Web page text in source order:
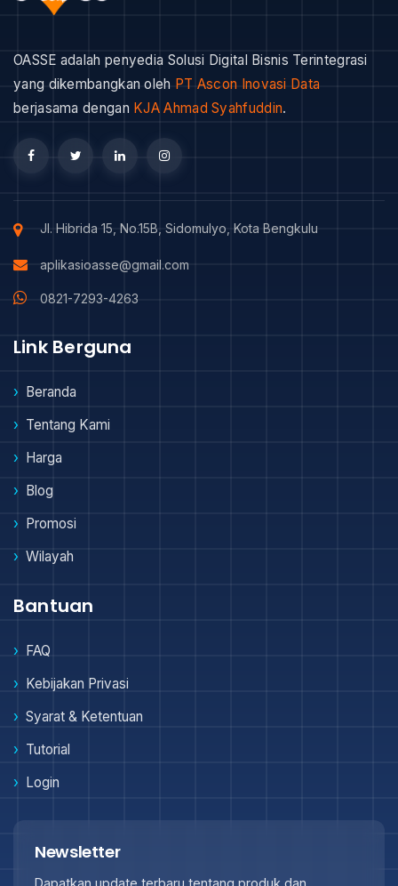
OASSE adalah penyedia Solusi Digital Bisnis Terintegrasi
yang dikembangkan oleh PT Ascon Inovasi Data
berjasama dengan KJA Ahmad Syahfuddin.
Jl. Hibrida 15, No.15B, Sidomulyo, Kota Bengkulu
aplikasioasse@gmail.com
0821-7293-4263
Link Berguna
Beranda
Tentang Kami
Harga
Blog
Promosi
Wilayah
Bantuan
FAQ
Kebijakan Privasi
Syarat & Ketentuan
Tutorial
Login
Newsletter
Dapatkan update terbaru tentang produk dan